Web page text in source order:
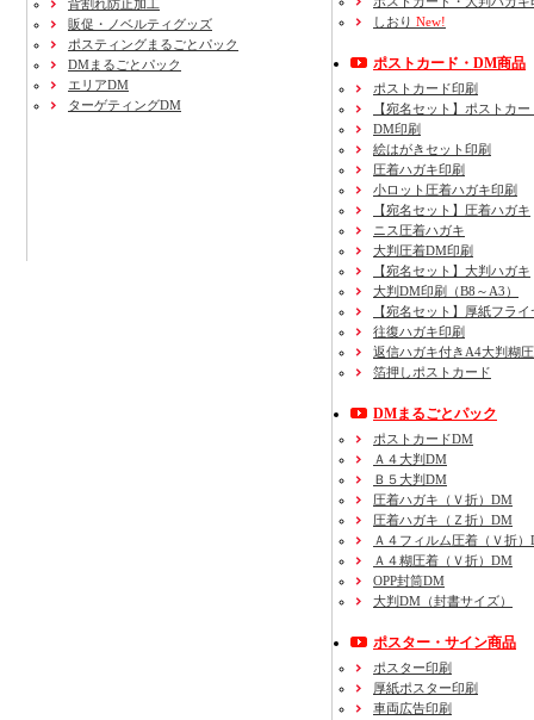
背割れ防止加工
販促・ノベルティグッズ
ポスティングまるごとパック
DMまるごとパック
エリアDM
ターゲティングDM
しおり New!
ポストカード・DM商品
ポストカード印刷
【宛名セット】ポストカー
DM印刷
絵はがきセット印刷
圧着ハガキ印刷
小ロット圧着ハガキ印刷
【宛名セット】圧着ハガキ
ニス圧着ハガキ
大判圧着DM印刷
【宛名セット】大判ハガキ
大判DM印刷（B8～A3）
【宛名セット】厚紙フライ
往復ハガキ印刷
返信ハガキ付きA4大判糊
箔押しポストカード
DMまるごとパック
ポストカードDM
Ａ４大判DM
Ｂ５大判DM
圧着ハガキ（Ｖ折）DM
圧着ハガキ（Ｚ折）DM
Ａ４フィルム圧着（Ｖ折）
Ａ４糊圧着（Ｖ折）DM
OPP封筒DM
大判DM（封書サイズ）
ポスター・サイン商品
ポスター印刷
厚紙ポスター印刷
車両広告印刷